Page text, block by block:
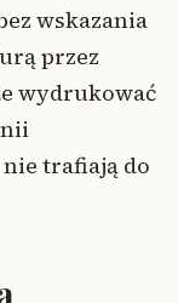
wskazania
przez
wydrukować
trafiają do